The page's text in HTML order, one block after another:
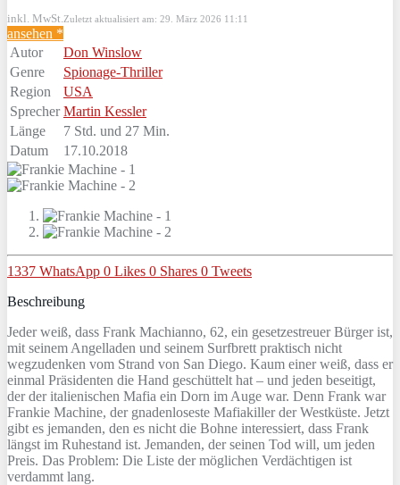
inkl. MwSt. Zuletzt aktualisiert am: 29. März 2026 11:11
ansehen *
Autor
Don Winslow
Genre
Spionage-Thriller
Region
USA
Sprecher Martin Kessler
Länge
7 Std. und 27 Min.
Datum
17.10.2018
1337 WhatsApp 0 Likes 0 Shares 0 Tweets
Beschreibung
Jeder weiß, dass Frank Machianno, 62, ein gesetzestreuer Bürger ist,
mit seinem Angelladen und seinem Surfbrett praktisch nicht
wegzudenken vom Strand von San Diego. Kaum einer weiß, dass er
einmal Präsidenten die Hand geschüttelt hat – und jeden beseitigt,
der der italienischen Mafia ein Dorn im Auge war. Denn Frank war
Frankie Machine, der gnadenloseste Mafiakiller der Westküste. Jetzt
gibt es jemanden, den es nicht die Bohne interessiert, dass Frank
längst im Ruhestand ist. Jemanden, der seinen Tod will, um jeden
Preis. Das Problem: Die Liste der möglichen Verdächtigen ist
verdammt lang.